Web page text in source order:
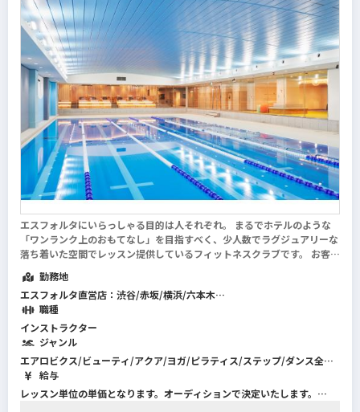
エスフォルタにいらっしゃる目的は人それぞれ。 まるでホテルのような
「ワンランク上のおもてなし」を目指すべく、少人数でラグジュアリーな
落ち着いた空間でレッスン提供しているフィットネスクラブです。 お客様
にサポート頂けるインストラクター（...
勤務地
エスフォルタ直営店：渋谷/赤坂/横浜/六本木
指定管理施設：エスフォルタアリーナ八王子/品川・荏原健康センタ
ー/EBARA WAVE アリーナおおた/カルッツ川崎/奥戸総合スポーツセンタ
ー体育館/奥戸総合スポーツセンター温水ﾌﾟｰﾙ館･ｴｲﾄﾎｰﾙ/水元総合スポー
KIDS SWIM esforta prime
職種
インストラクター
ジャンル
エアロビクス/ビューティ/アクア/ヨガ/ピラティス/ステップ/ダンス全般/
ホテル・スパ/キッズ/筋力トレーニング/プレコリオ/バイクエクササイズ/
機能改善系/フィットネス全般/スイミング/総合型フィットネスクラブ
給与
レッスン単位の単価となります。オーディションで決定いたします。